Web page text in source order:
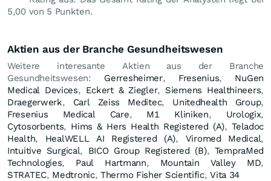
5,00 von 5 Punkten.
Aktien aus der Branche Gesundheitswesen
Weitere interesante Aktien aus der Branche
Gesundheitswesen: Gerresheimer, Fresenius, NuGen
Medical Devices, Eckert & Ziegler, Siemens Healthineers,
Draegerwerk, Carl Zeiss Meditec, Unitedhealth Group,
Fresenius Medical Care, M1 Kliniken, Urologix,
Cytosorbents, Hims & Hers Health Registered (A),Teladoc
Health, HealWELL AI Registered (A), Viromed Medical,
Intuitive Surgical, BICO Group Registered (B), TempraMed
Technologies, Paul Hartmann, Mountain Valley MD,
STRATEC, Medtronic,Thermo Fisher Scientific,Vita 34